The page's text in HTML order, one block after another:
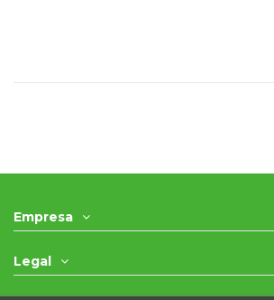
Empresa
Legal